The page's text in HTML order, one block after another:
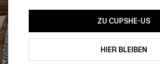
ZU CUPSHE-US
HIER BLEIBEN